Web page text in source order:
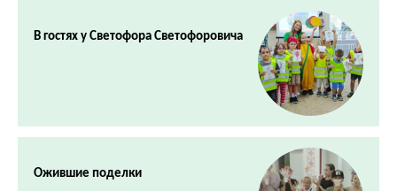
В гостях у Светофора Светофоровича
Ожившие поделки